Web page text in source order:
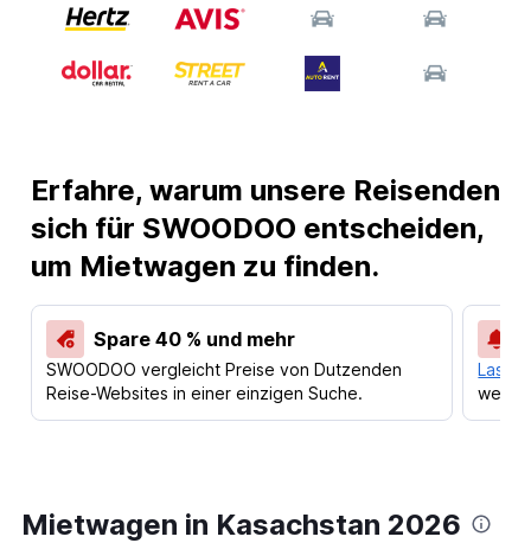
Erfahre, warum unsere Reisenden
sich für SWOODOO entscheiden,
um Mietwagen zu finden.
Spare 40 % und mehr
SWOODOO vergleicht Preise von Dutzenden
Reise-Websites in einer einzigen Suche.
Lass
Mietwagen in Kasachstan 2026